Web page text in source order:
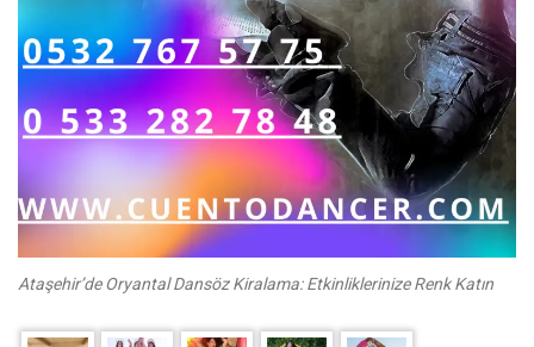
Ataşehir’de Oryantal Dansöz Kiralama: Etkinliklerinize Renk Katın